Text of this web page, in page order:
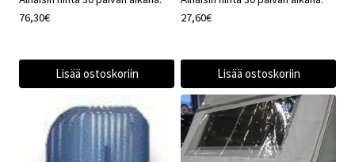
76,30€
Lisää ostoskoriin
27,60€
Lisää ostoskoriin